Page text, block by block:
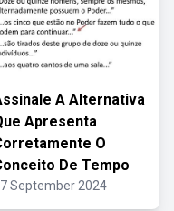
A Alternativa
Apresenta
O
De Tempo
September 2024